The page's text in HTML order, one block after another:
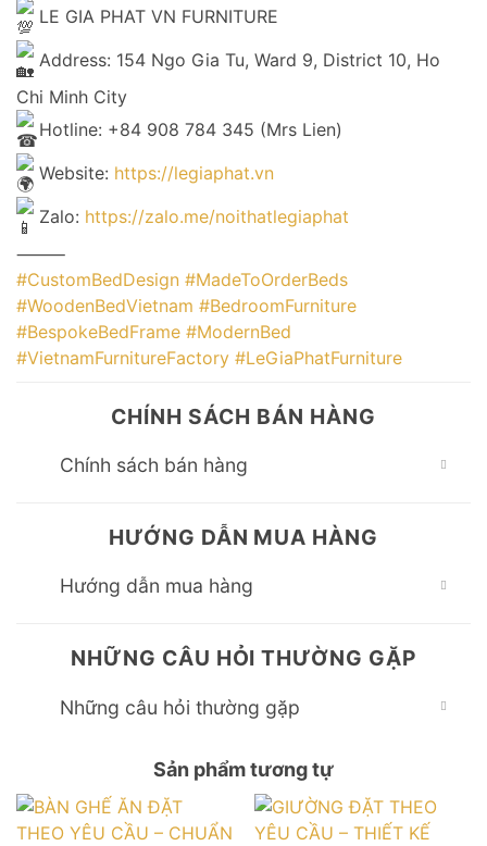
LE GIA PHAT VN FURNITURE
Address: 154 Ngo Gia Tu, Ward 9, District 10, Ho
Chi Minh City
Hotline: +84 908 784 345 (Mrs Lien)
Website: https://legiaphat.vn
Zalo: https://zalo.me/noithatlegiaphat
⸻
#CustomBedDesign #MadeToOrderBeds
#WoodenBedVietnam #BedroomFurniture
#BespokeBedFrame #ModernBed
#VietnamFurnitureFactory #LeGiaPhatFurniture
CHÍNH SÁCH BÁN HÀNG
Chính sách bán hàng
HƯỚNG DẪN MUA HÀNG
Hướng dẫn mua hàng
NHỮNG CÂU HỎI THƯỜNG GẶP
Những câu hỏi thường gặp
Sản phẩm tương tự